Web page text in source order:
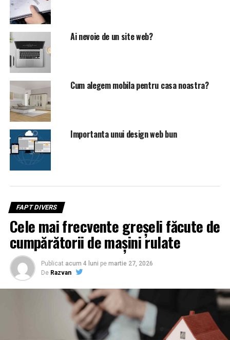
Ai nevoie de un site web?
Cum alegem mobila pentru casa noastra?
Importanta unui design web bun
FAPT DIVERS
Cele mai frecvente greșeli făcute de
cumpărătorii de mașini rulate
Publicat acum 4 luni pe martie 27, 2026
De Razvan